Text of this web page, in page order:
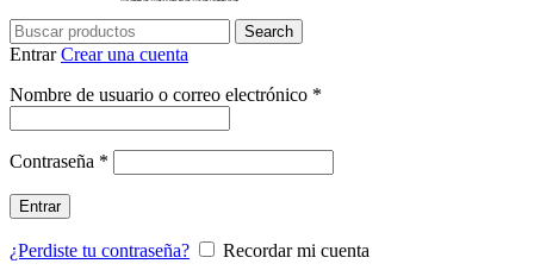
Search
EntrarCrear una cuenta
Nombre de usuario o correo electrónico *
Contraseña *
Entrar
¿Perdiste tu contraseña?
Recordar mi cuenta